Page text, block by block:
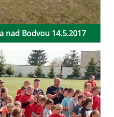
nad Bodvou 14.5.2017